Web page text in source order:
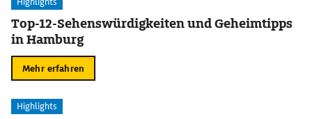
Top-12-Sehenswürdigkeiten und Geheimtipps
in Hamburg
Mehr erfahren
Highlights